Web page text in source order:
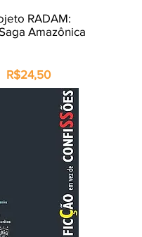
RADAM:
Amazônica
R$24,50